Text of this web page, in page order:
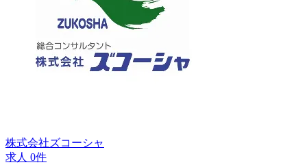
株式会社ズコーシャ
求人 0件